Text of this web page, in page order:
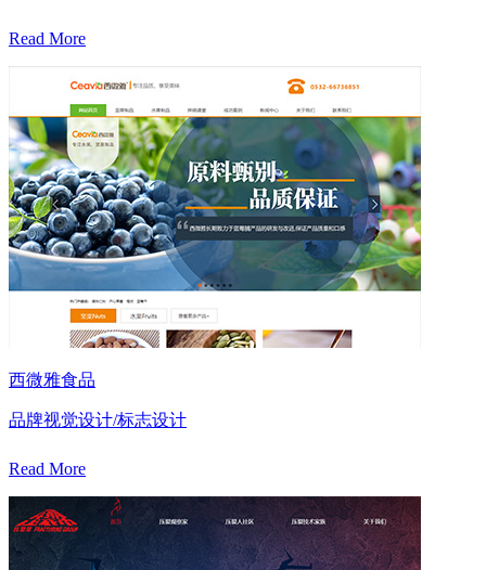
Read More
西微雅食品
品牌视觉设计/标志设计
Read More